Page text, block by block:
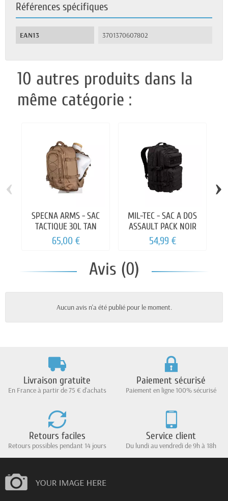
Références spécifiques
EAN13 3701370607802
10 autres produits dans la
même catégorie :
SPECNA ARMS - SAC
TACTIQUE 30L TAN
65,00 €
MIL-TEC - SAC A DOS
ASSAULT PACK NOIR
54,99 €
‹ ›
Avis (0)
Aucun avis n'a été publié pour le moment.
Livraison gratuite
En France à partir de 75 € d'achats
Paiement sécurisé
Paiement en ligne 100% sécurisé
Retours faciles
Retours possibles pendant 14 jours
Service client
Du lundi au vendredi de 9h à 18h